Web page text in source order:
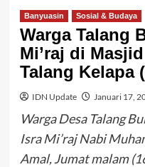
Banyuasin Sosial & Budaya
Warga Talang
Mi’raj di
Talang Kelapa
IDN Update Januari 17,
Warga Desa Talang
Isra Mi’raj Nabi
Amal, Jumat malam